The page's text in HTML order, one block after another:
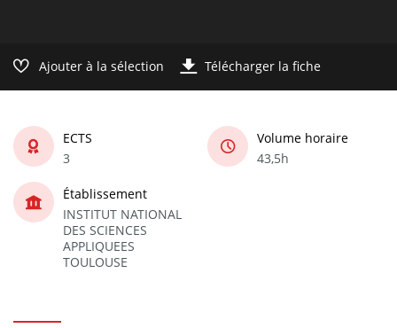
Ajouter à la sélection Télécharger la fiche
ECTS
3
Volume horaire
43,5h
Établissement
INSTITUT NATIONAL
DES SCIENCES
APPLIQUEES
TOULOUSE